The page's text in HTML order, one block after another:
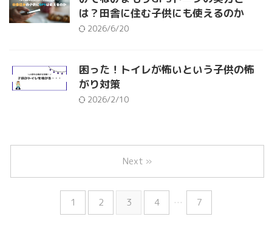
は？田舎に住む子供にも使えるのか
2026/6/20
困った！トイレが怖いという子供の怖
がり対策
2026/2/10
1 2 3 4 … 7
Next »